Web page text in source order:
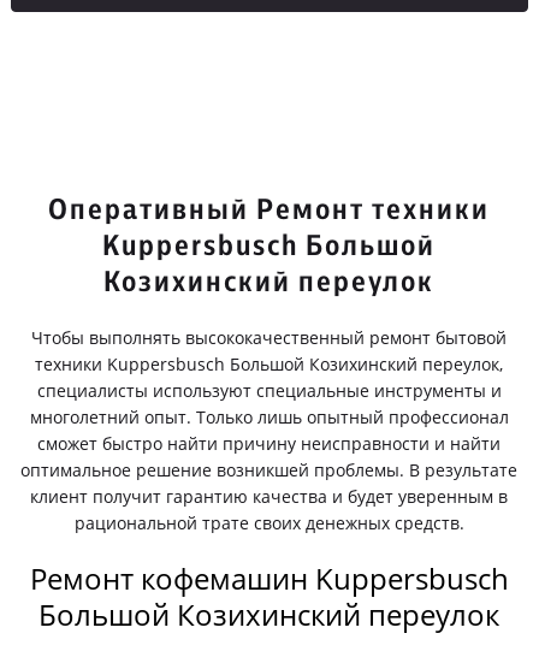
Оперативный Ремонт техники
Kuppersbusch Большой
Козихинский переулок
Чтобы выполнять высококачественный ремонт бытовой
техники Kuppersbusch Большой Козихинский переулок,
специалисты используют специальные инструменты и
многолетний опыт. Только лишь опытный профессионал
сможет быстро найти причину неисправности и найти
оптимальное решение возникшей проблемы. В результате
клиент получит гарантию качества и будет уверенным в
рациональной трате своих денежных средств.
Ремонт кофемашин Kuppersbusch
Большой Козихинский переулок